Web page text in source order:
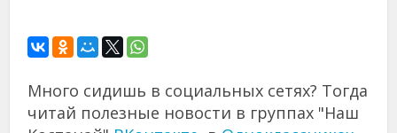
Много сидишь в социальных сетях? Тогда
читай полезные новости в группах "Наш